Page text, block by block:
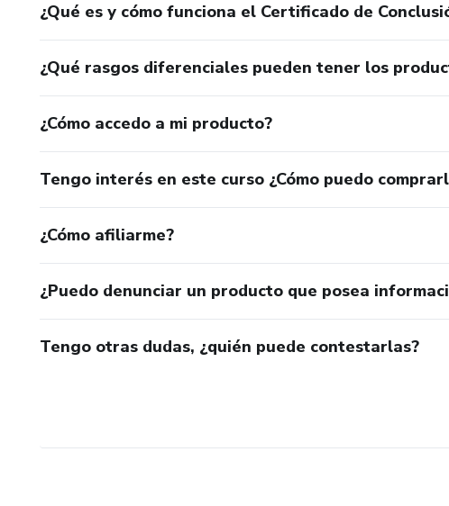
¿Qué es y cómo funciona el Certificado de
¿Qué rasgos diferenciales pueden tener los
¿Cómo accedo a mi producto?
Tengo interés en este curso ¿Cómo puedo
¿Cómo afiliarme?
¿Puedo denunciar un producto que posea
Tengo otras dudas, ¿quién puede contestarlas?